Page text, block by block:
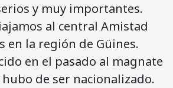
y muy importantes.
al central Amistad
en la región de Güines.
en el pasado al magnate
hubo de ser nacionalizado.